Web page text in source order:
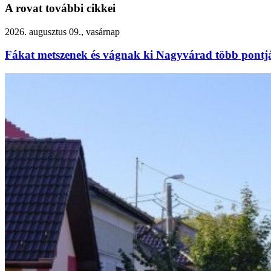
A rovat további cikkei
2026. augusztus 09., vasárnap
Fákat metszenek és vágnak ki Nagyvárad több